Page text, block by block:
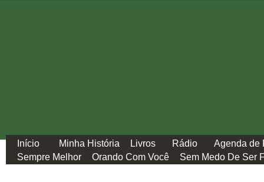
Início Minha História Livros Rádio
Agenda de
Sempre Melhor
Orando Com Você Sem Medo De Ser